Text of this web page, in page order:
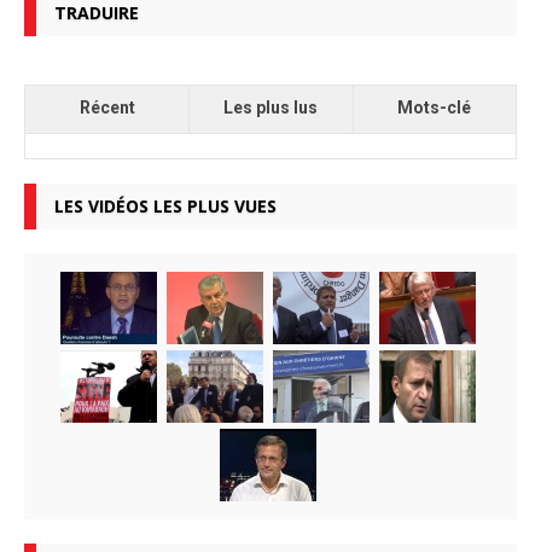
TRADUIRE
Récent Les plus lus Mots-clé
LES VIDÉOS LES PLUS VUES